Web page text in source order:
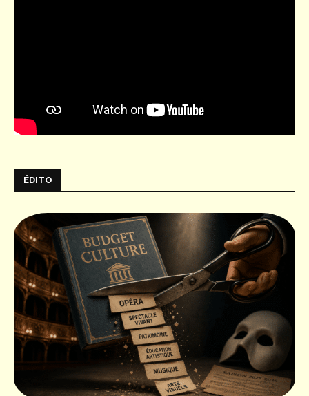
ÉDITO